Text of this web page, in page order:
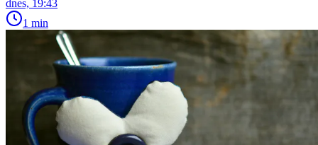
dnes, 19:43
1 min